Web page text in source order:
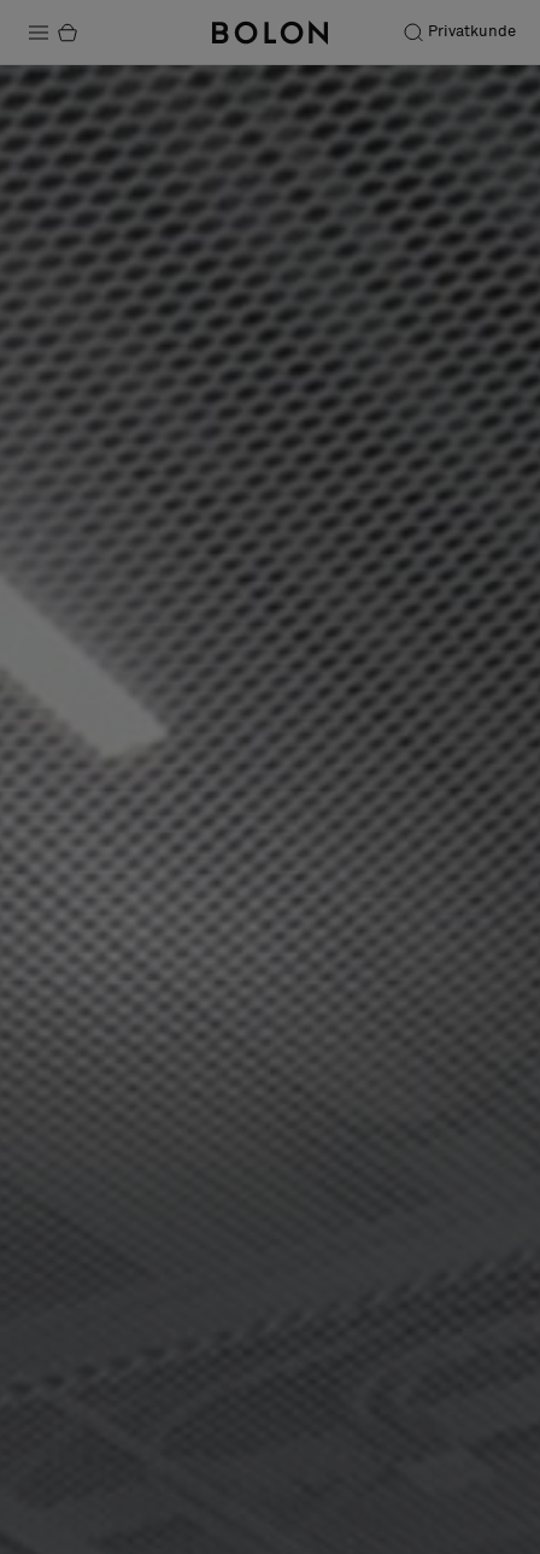
Privatkunde
Produkter
Prosjekter
Bærekraft
Installation
Vedlikehold
Samarbeid med designere
Stories
FAQ
Om oss
Pattern Tile Tool
Image & Material Bank
Velg land